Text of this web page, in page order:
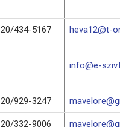
20/434-5167 heva12@t-
info@e-
20/929-3247
20/332-9006